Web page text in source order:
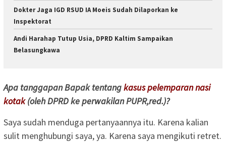
Dokter Jaga IGD RSUD IA Moeis Sudah Dilaporkan ke
Inspektorat
Andi Harahap Tutup Usia, DPRD Kaltim Sampaikan
Belasungkawa
Apa tanggapan Bapak tentangkasus pelemparan nasi
kotak(oleh DPRD ke perwakilan PUPR,red.)?
Saya sudah menduga pertanyaannya itu. Karena kalian
sulit menghubungi saya, ya. Karena saya mengikuti retret.